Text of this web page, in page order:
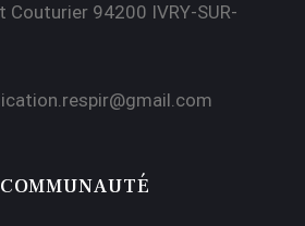
Couturier 94200 IVRY-SUR-